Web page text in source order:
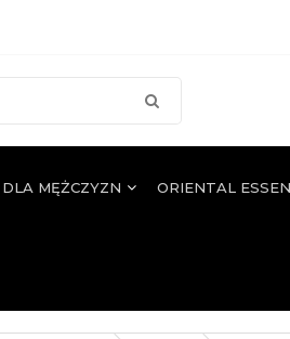
DLA MĘŻCZYZN ORIENTAL